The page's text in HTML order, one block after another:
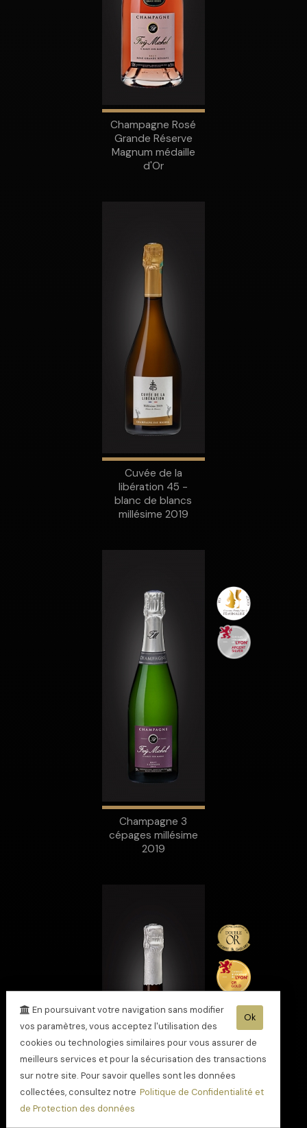
Champagne Rosé
Grande Réserve
Magnum médaille
d'Or
Cuvée de la
libération 45 -
blanc de blancs
millésime 2019
Champagne 3
cépages millésime
2019
Ok
En poursuivant votre navigation sans modifier
vos paramètres, vous acceptez l'utilisation des
cookies ou technologies similaires pour vous assurer de
meilleurs services et pour la sécurisation des transactions
sur notre site. Pour savoir quelles sont les données
collectées, consultez notre Politique de Confidentialité et
de Protection des données